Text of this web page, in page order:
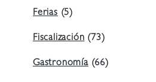
Ferias (5)
Fiscalización (73)
Gastronomía(66)